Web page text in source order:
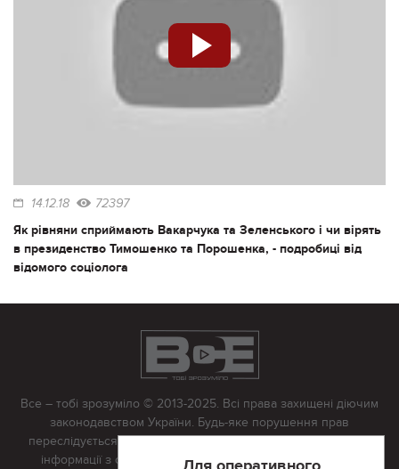
14.12.18 72397
Як рівняни сприймають Вакарчука та Зеленського і чи вірять
в президенство Тимошенко та Порошенка, - подробиці від
відомого соціолога
Все – тобі зрозуміло © 2013-2025. Всі права захищені діючим
законодавством України. Будь-яке порушення прав
переслідується в судовому порядку. Будь-яке відтворення
інформації з сайту тільки з письмово дозволу редакції.